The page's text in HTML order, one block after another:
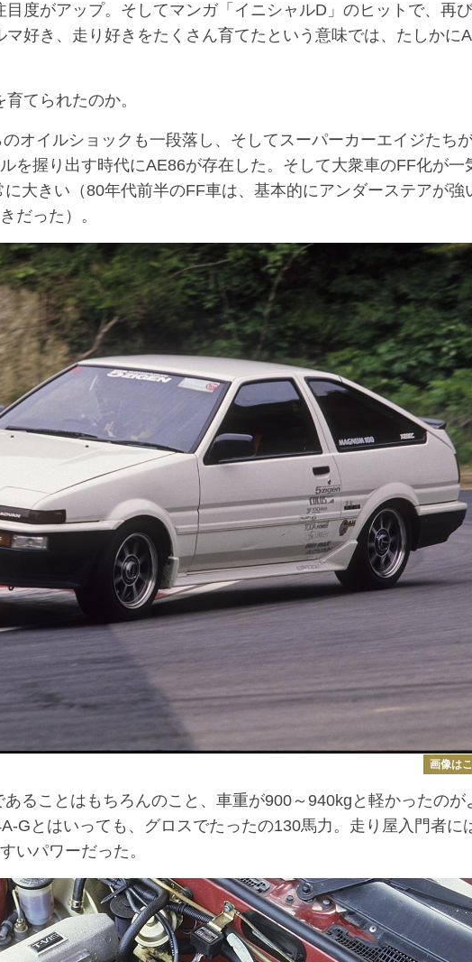
度がアップ。そしてマンガ「イニシャルD」のヒットで、再び
好き、走り好きをたくさん育てたという意味では、たしかに
てられたのか。
オイルショックも一段落し、そしてスーパーカーエイジたち
を握り出す時代にAE86が存在した。そして大衆車のFF化が一
大きい（80年代前半のFF車は、基本的にアンダーステアが強
だった）。
画像は
ることはもちろんのこと、車重が900～940kgと軽かったのが
Gとはいっても、グロスでたったの130馬力。走り屋入門者に
いパワーだった。